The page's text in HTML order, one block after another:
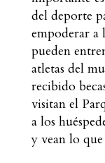
del deporte
empoderar a
pueden
atletas del
recibido
visitan el
a los
y vean lo